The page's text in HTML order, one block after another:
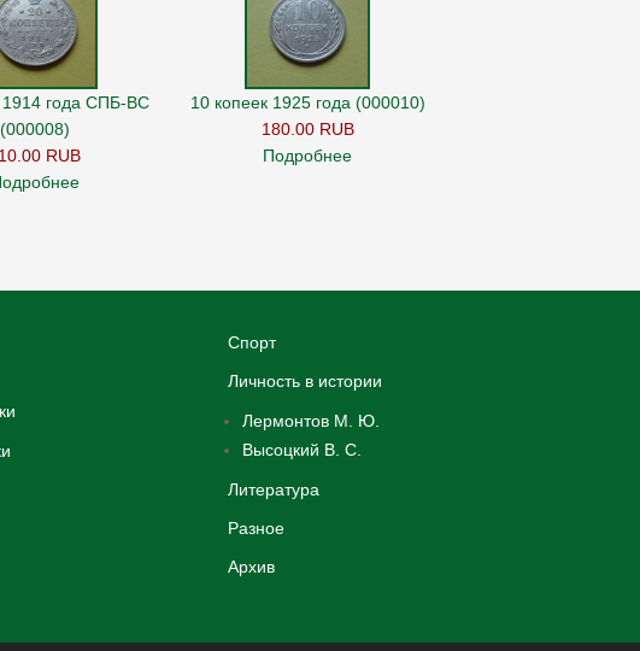
1914 года СПБ-ВС
(000008)
RUB
10 копеек 1925 года (000010)
180.00 RUB
Подробнее
Спорт
Личность в истории
Лермонтов М. Ю.
Высоцкий В. С.
Литература
Разное
Архив